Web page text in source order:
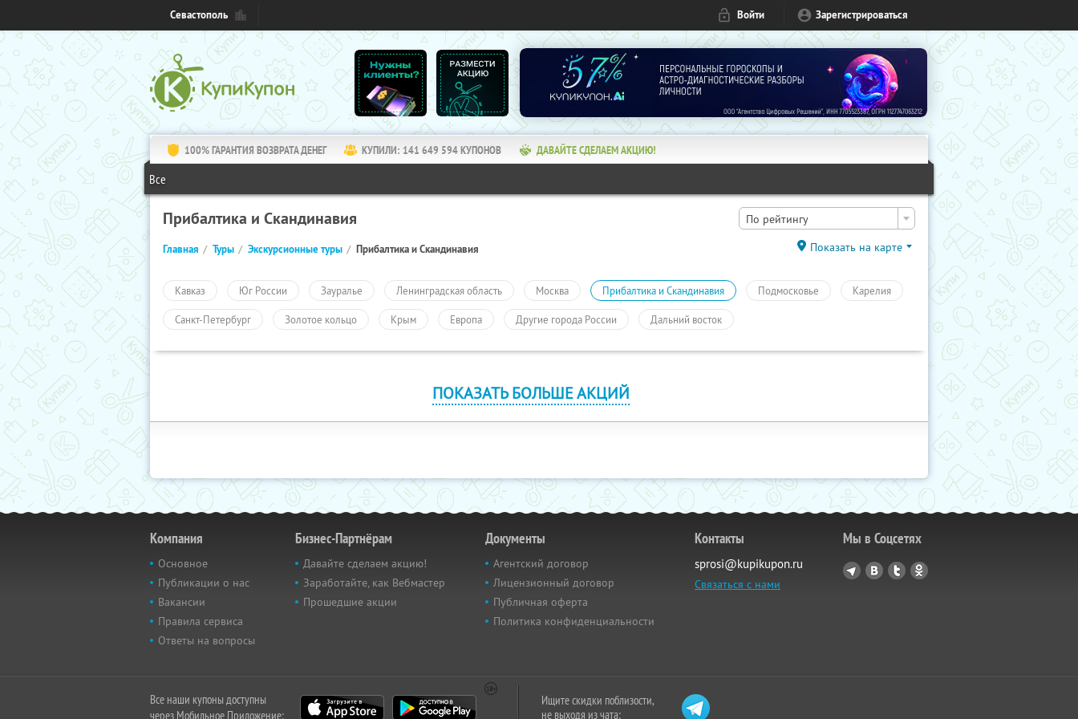
Севастополь Войти Зарегистрироваться
100% ГАРАНТИЯ ВОЗВРАТА ДЕНЕГ КУПИЛИ: 141 649 594КУПОНОВ ДАВАЙТЕ СДЕЛАЕМ АКЦИЮ!
Все
Прибалтика и Скандинавия По рейтингу
Главная Туры Экскурсионные туры Прибалтика и Скандинавия Показать на карте
Кавказ Юг России Зауралье Ленинградская область Москва Прибалтика и Скандинавия Подмосковье Карелия
Санкт-Петербург Золотое кольцо Крым Европа Другие города России Дальний восток
ПОКАЗАТЬ БОЛЬШЕ АКЦИЙ
Компания
Основное
Публикации о нас
Вакансии
Правила сервиса
Ответы на вопросы
Бизнес-Партнёрам
Давайте сделаем акцию!
Заработайте, как Вебмастер
Прошедшие акции
Документы
Агентский договор
Лицензионный договор
Публичная оферта
Политика конфиденциальности
Контакты
sprosi@kupikupon.ru
Связаться с нами
Мы в Соцсетях
Все наши купоны доступны
через Мобильное Приложение:
Ищите скидки поблизости,
не выходя из чата: